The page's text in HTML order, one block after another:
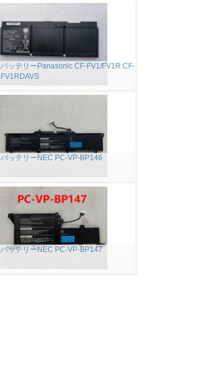
バッテリーPanasonic CF-FV1/FV1R CF-
FV1RDAVS
バッテリーNEC PC-VP-BP146
バッテリーNEC PC-VP-BP147